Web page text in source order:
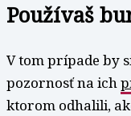
Používaš
V tom prípade by
pozornosť na ich
ktorom odhalili,